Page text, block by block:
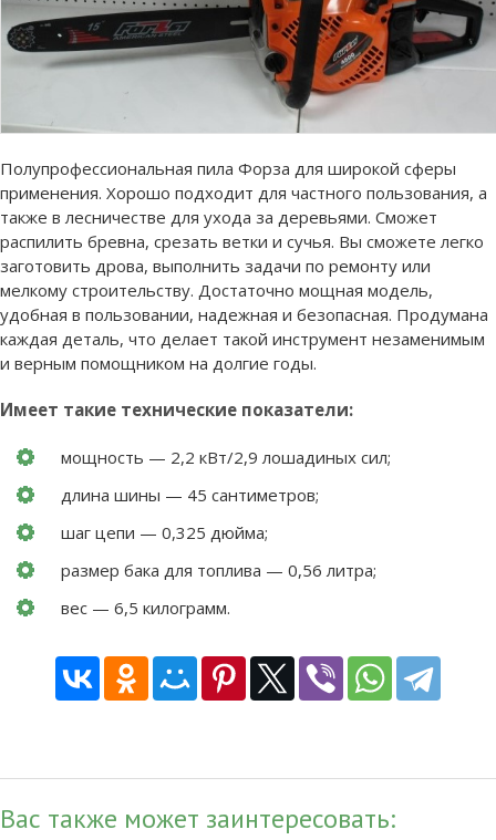
Полупрофессиональная пила Форза для широкой сферы
применения. Хорошо подходит для частного пользования, а
также в лесничестве для ухода за деревьями. Сможет
распилить бревна, срезать ветки и сучья. Вы сможете легко
заготовить дрова, выполнить задачи по ремонту или
мелкому строительству. Достаточно мощная модель,
удобная в пользовании, надежная и безопасная. Продумана
каждая деталь, что делает такой инструмент незаменимым
и верным помощником на долгие годы.
Имеет такие технические показатели:
мощность — 2,2 кВт/2,9 лошадиных сил;
длина шины — 45 сантиметров;
шаг цепи — 0,325 дюйма;
размер бака для топлива — 0,56 литра;
вес — 6,5 килограмм.
Вас также может заинтересовать: